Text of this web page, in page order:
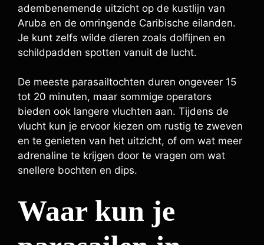
adembenemende uitzicht op de kustlijn van
Aruba en de omringende Caribische eilanden.
Je kunt zelfs wilde dieren zoals dolfijnen en
schildpadden spotten vanuit de lucht.
De meeste parasailtochten duren ongeveer 15
tot 20 minuten, maar sommige operators
bieden ook langere vluchten aan. Tijdens de
vlucht kun je ervoor kiezen om rustig te zweven
en te genieten van het uitzicht, of om wat meer
adrenaline te krijgen door te vragen om wat
snellere bochten en dips.
Waar kun je